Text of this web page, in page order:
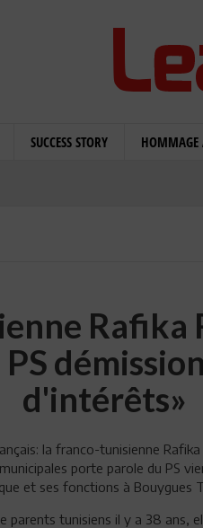
SUCCESS STORY HOMMAGE
Rafika
d'intérêts»
la franco-tunisienne
porte parole du PS
et ses fonctions à Bouygues
parents tunisiens il y a 38